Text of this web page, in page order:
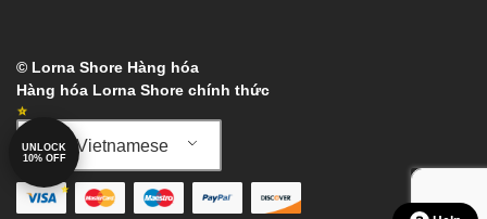
© Lorna Shore Hàng hóa
Hàng hóa Lorna Shore chính thức
Vietnamese
UNLOCK
10% OFF